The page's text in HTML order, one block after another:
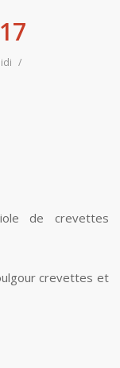
/
de crevettes
crevettes et